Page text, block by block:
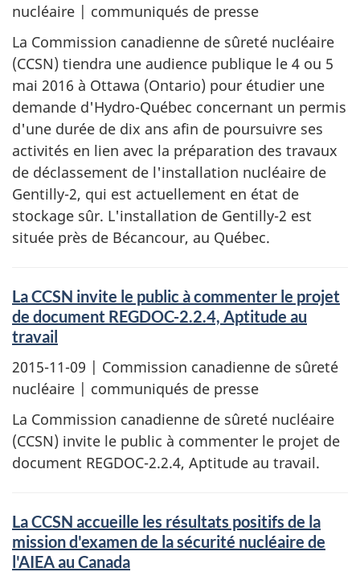
nucléaire | communiqués de presse
La Commission canadienne de sûreté nucléaire
(CCSN) tiendra une audience publique le 4 ou 5
mai 2016 à Ottawa (Ontario) pour étudier une
demande d'Hydro-Québec concernant un permis
d'une durée de dix ans afin de poursuivre ses
activités en lien avec la préparation des travaux
de déclassement de l'installation nucléaire de
Gentilly-2, qui est actuellement en état de
stockage sûr. L'installation de Gentilly-2 est
située près de Bécancour, au Québec.
La CCSN invite le public à commenter le projet
de document REGDOC-2.2.4, Aptitude au
travail
2015-11-09 | Commission canadienne de sûreté
nucléaire | communiqués de presse
La Commission canadienne de sûreté nucléaire
(CCSN) invite le public à commenter le projet de
document REGDOC-2.2.4, Aptitude au travail.
La CCSN accueille les résultats positifs de la
mission d'examen de la sécurité nucléaire de
l'AIEA au Canada